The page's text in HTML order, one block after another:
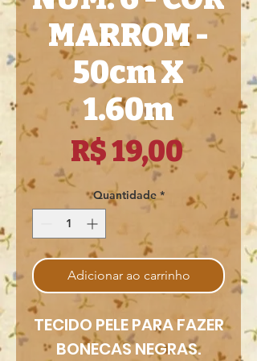
MARROM -
50cm X
1.60m
R$ 19,00Preço
Quantidade *
Adicionar ao carrinho
TECIDO PELE PARA FAZER
BONECAS NEGRAS.